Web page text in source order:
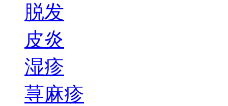
脱发
皮炎
湿疹
荨麻疹